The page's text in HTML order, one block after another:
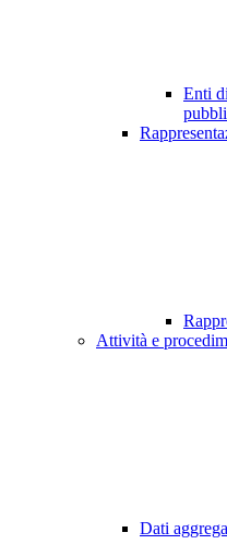
Enti
Attività e
Dati